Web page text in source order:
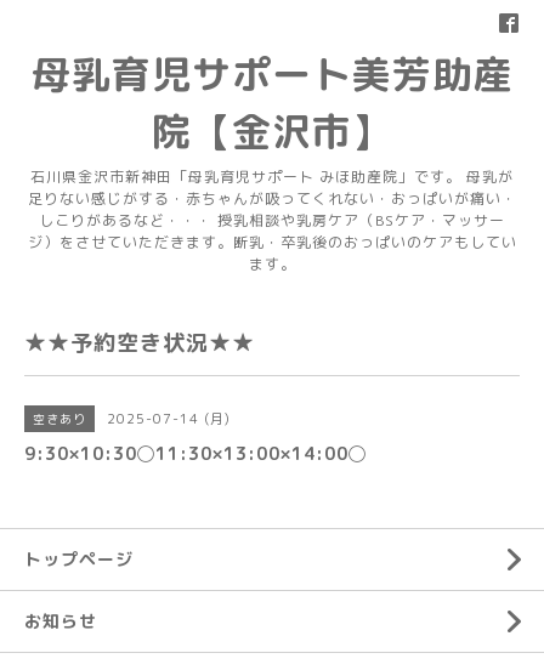
母乳育児サポート美芳助産
院【金沢市】
石川県金沢市新神田「母乳育児サポート みほ助産院」です。 母乳が
足りない感じがする・赤ちゃんが吸ってくれない・おっぱいが痛い・
しこりがあるなど・・・ 授乳相談や乳房ケア（BSケア・マッサー
ジ）をさせていただきます。断乳・卒乳後のおっぱいのケアもしてい
ます。
★★予約空き状況★★
空きあり 2025-07-14 (月)
9:30×10:30◯11:30×13:00×14:00◯
トップページ
お知らせ